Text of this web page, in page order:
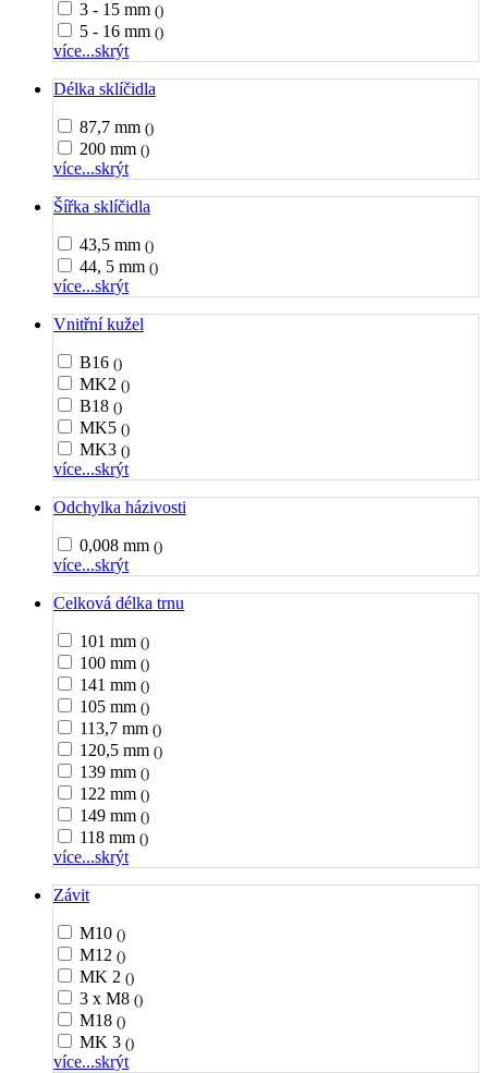
3 - 15 mm ()
5 - 16 mm ()
více...skrýt
Délka sklíčidla
87,7 mm ()
200 mm ()
více...skrýt
Šířka sklíčidla
43,5 mm ()
44, 5 mm ()
více...skrýt
Vnitřní kužel
B16 ()
MK2 ()
B18 ()
MK5 ()
MK3 ()
více...skrýt
Odchylka házivosti
0,008 mm ()
více...skrýt
Celková délka trnu
101 mm ()
100 mm ()
141 mm ()
105 mm ()
113,7 mm ()
120,5 mm ()
139 mm ()
122 mm ()
149 mm ()
118 mm ()
více...skrýt
Závit
M10 ()
M12 ()
MK 2 ()
3 x M8 ()
M18 ()
MK 3 ()
více...skrýt